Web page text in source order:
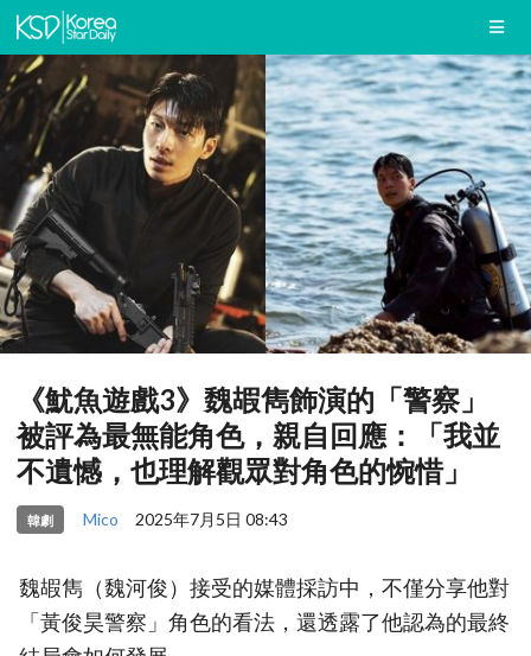
《魷魚遊戲3》魏嘏雋飾演的「警察」
被評為最無能角色，親自回應：「我並
不遺憾，也理解觀眾對角色的惋惜」
韓劇 Mico 2025年7月5日 08:43
魏嘏雋（魏河俊）接受的媒體採訪中，不僅分享他對
「黃俊昊警察」角色的看法，還透露了他認為的最終